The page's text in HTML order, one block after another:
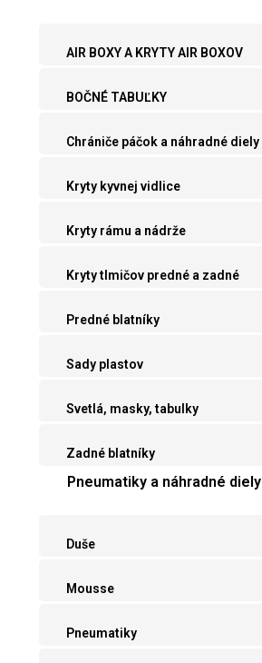
AIR BOXY A KRYTY AIR BOXOV
BOČNÉ TABUĽKY
Chrániče páčok a náhradné diely
Kryty kyvnej vidlice
Kryty rámu a nádrže
Kryty tlmičov predné a zadné
Predné blatníky
Sady plastov
Svetlá, masky, tabulky
Zadné blatníky
Pneumatiky a náhradné diely
Duše
Mousse
Pneumatiky